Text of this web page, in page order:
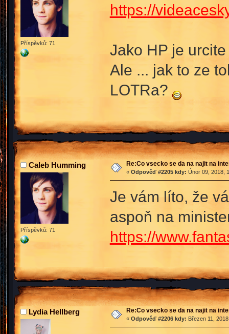
Příspěvků: 71
https://
Jako HP je
Ale ... jak to ze
LOTRa?
Caleb Humming
Příspěvků: 71
Re:Co vsecko se da na najit na
« Odpověď #2205 kdy: Únor 09, 2018,
Je vám líto, že
aspoň na
https://
Lydia Hellberg Re:Co vsecko se da na najit na
« Odpověď #2206 kdy: Březen 11,